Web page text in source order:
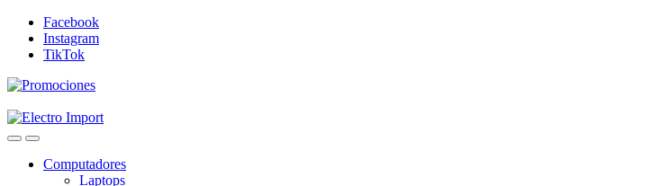
Skip
navigation
Skip
content
Facebook
Instagram
TikTok
Computadores
Laptops